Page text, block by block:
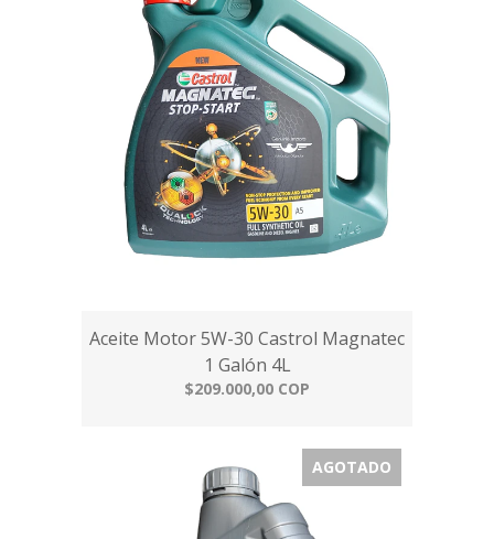
Aceite Motor 5W-30 Castrol Magnatec
1 Galón 4L
$209.000,00 COP
AGOTADO